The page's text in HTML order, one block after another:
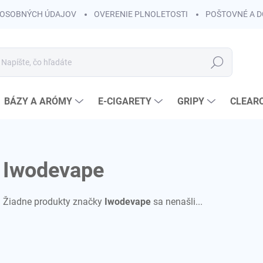
ÚDAJOV OVERENIE PLNOLETOSTI POŠTOVNÉ A
Hľadať
BÁZY A ARÓMY E-CIGARETY GRIPY
Iwodevape
Žiadne produkty značky Iwodevape sa nenašli...